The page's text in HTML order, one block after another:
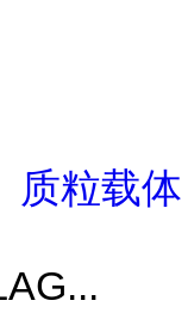
质粒载体